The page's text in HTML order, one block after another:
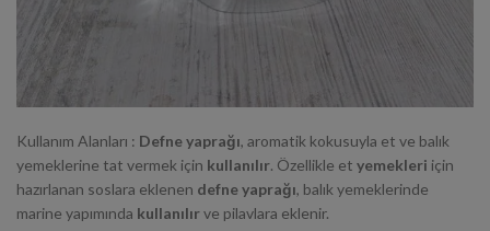
Kullanım Alanları : Defne yaprağı, aromatik kokusuyla et ve balık
yemeklerine tat vermek için kullanılır. Özellikle et yemekleri için
hazırlanan soslara eklenen defne yaprağı, balık yemeklerinde
marine yapımında kullanılırve pilavlara eklenir.